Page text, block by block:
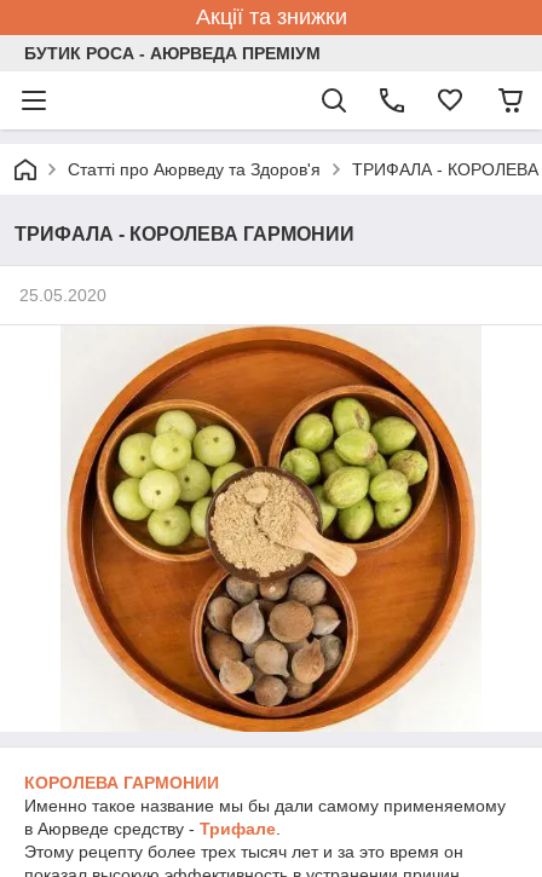
Акції та знижки
БУТИК РОСА - АЮРВЕДА ПРЕМІУМ
Статті про Аюрведу та Здоров'я ТРИФАЛА -
ТРИФАЛА - КОРОЛЕВА ГАРМОНИИ
25.05.2020
КОРОЛЕВА ГАРМОНИИ
Именно такое название мы бы дали самому применяемому
в Аюрведе средству - Трифале
Этому рецепту более трех тысяч лет и за это время он